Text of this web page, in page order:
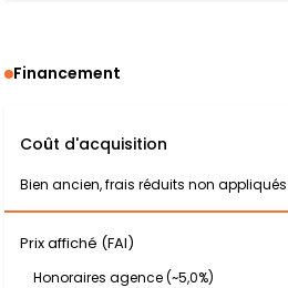
Financement
Coût d'acquisition
Bien ancien, frais réduits non appliqués
Prix affiché (FAI)
Honoraires agence (~5,0%)